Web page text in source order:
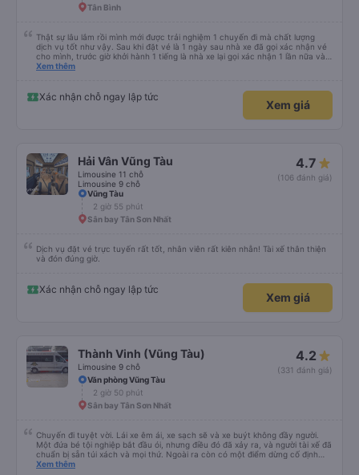
Tân Bình
Thật sự lâu lắm rồi mình mới được trải nghiệm 1 chuyến đi mà chất lượng
dịch vụ tốt như vậy. Sau khi đặt vé là 1 ngày sau nhà xe đã gọi xác nhận vé
cho mình, trước giờ khởi hành 1 tiếng là nhà xe lại gọi xác nhận 1 lần nữa và
cung cấp số đt của bác tài và số xe. Dịch vụ tốt, xe sạch sẽ và bác tài chạy
Xem thêm
Xác nhận chỗ ngay lập tức
Xem giá
Hải Vân Vũng Tàu
Limousine 11 chỗ
Limousine 9 chỗ
4.7
(106 đánh giá)
Vũng Tàu
2 giờ 55 phút
Sân bay Tân Sơn Nhất
Dịch vụ đặt vé trực tuyến rất tốt, nhân viên rất kiên nhẫn! Tài xế thân thiện
và đón đúng giờ.
Xác nhận chỗ ngay lập tức
Xem giá
Thành Vinh (Vũng Tàu)
Limousine 9 chỗ
4.2
(331 đánh giá)
Văn phòng Vũng Tàu
2 giờ 50 phút
Sân bay Tân Sơn Nhất
Chuyến đi tuyệt vời. Lái xe êm ái, xe sạch sẽ và xe buýt không đầy người.
Một đứa bé tội nghiệp bắt đầu ói, nhưng điều đó đã xảy ra, và người tài xế đã
chuẩn bị sẵn túi xách và mọi thứ. Ngoài ra còn có một điểm dừng cố định
trên đường đến vubg tau
Xem thêm